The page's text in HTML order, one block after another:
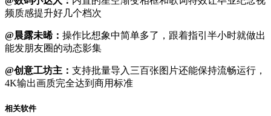
频质感提升好几个档次
@晨露未晞： 操作比想象中简单多了，跟着指引半小时就做出
能发朋友圈的动态影集
@创意工坊主： 支持批量导入三百张图片还能保持流畅运行，
4K输出画质完全达到商用标准
相关软件